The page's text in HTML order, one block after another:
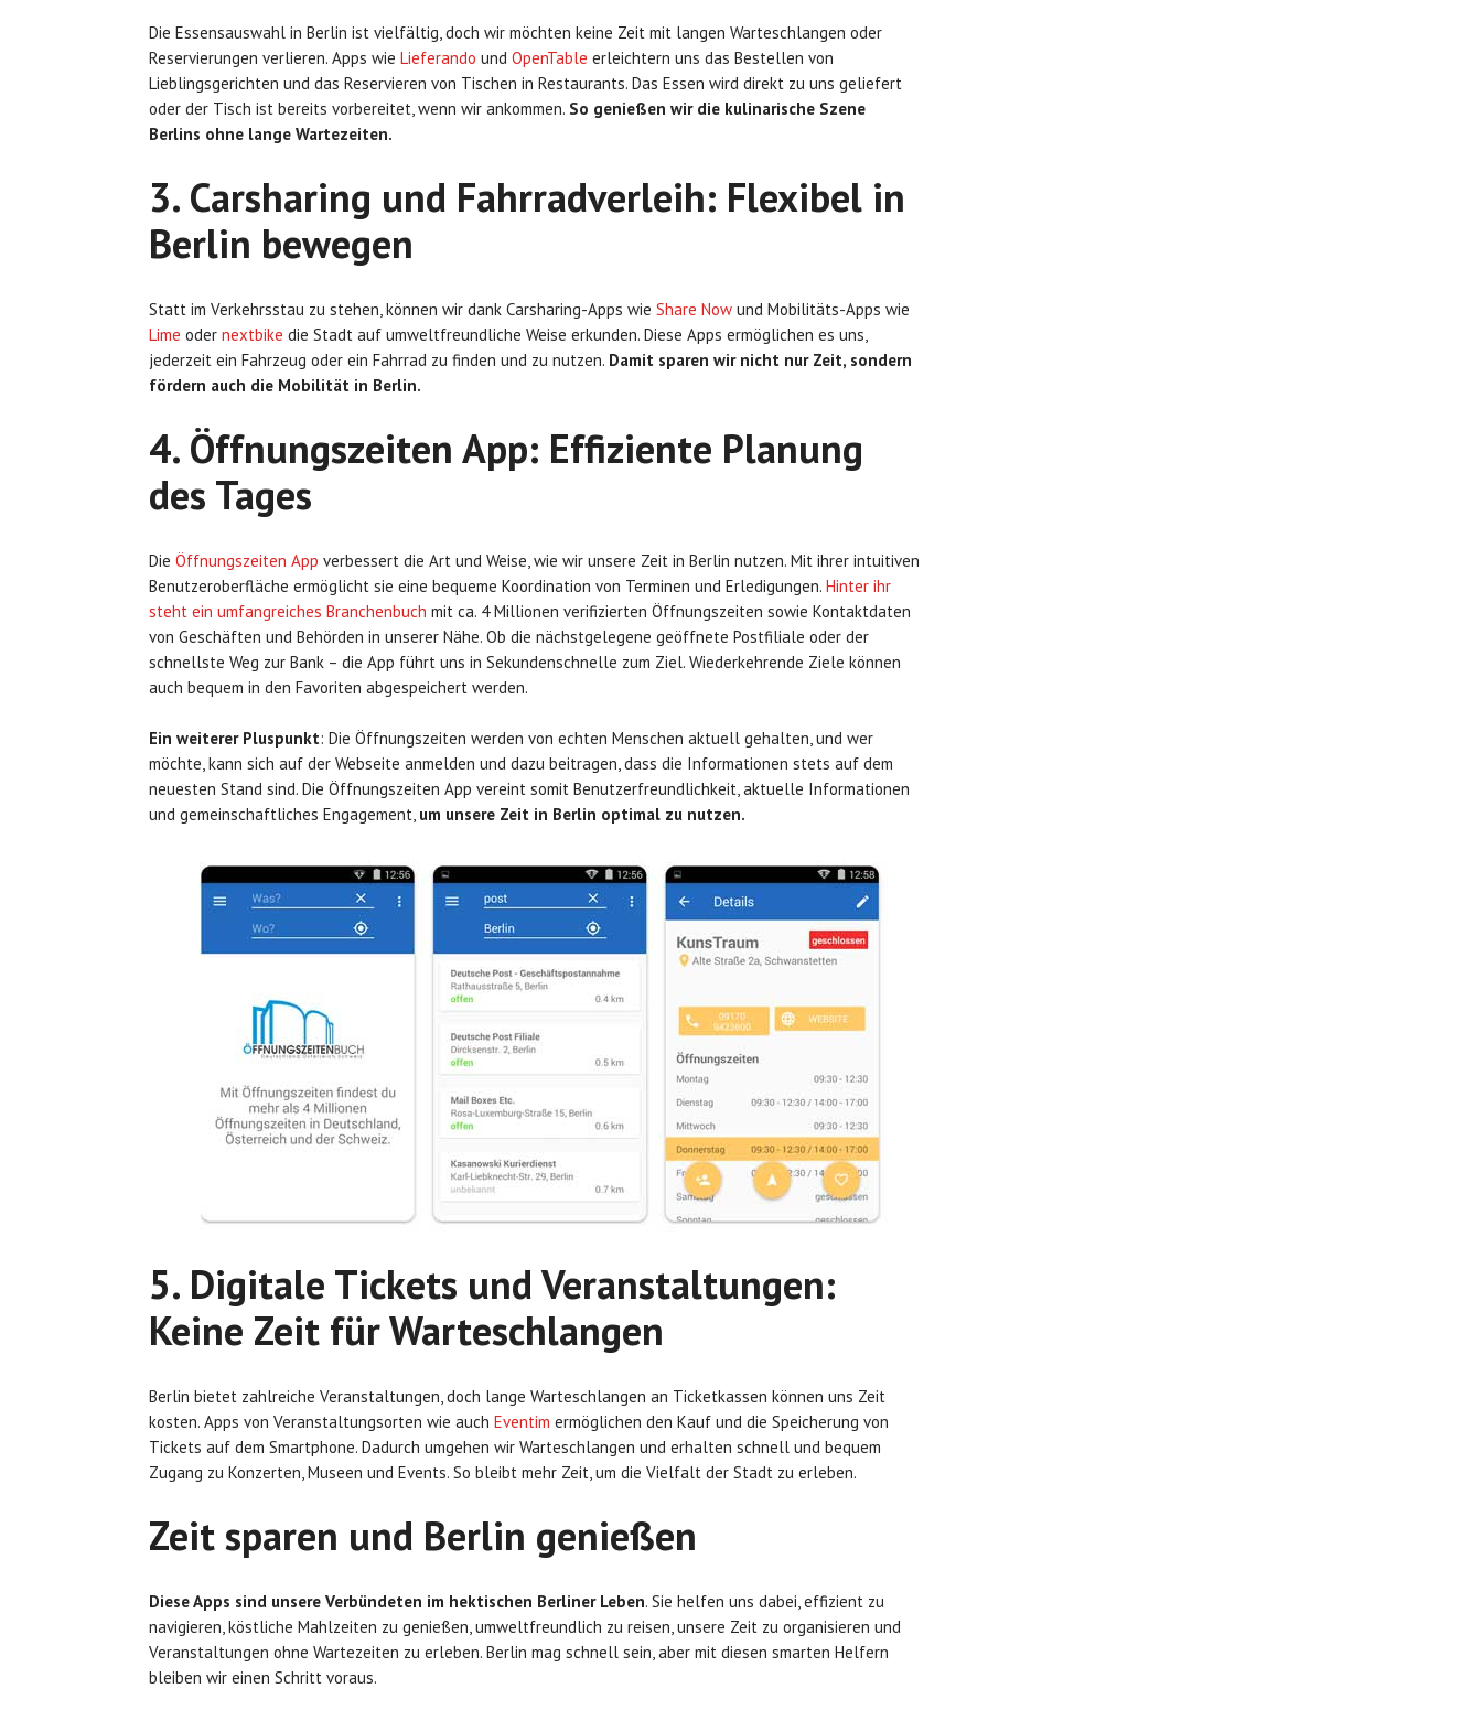
Die Essensauswahl in Berlin ist vielfältig, doch wir möchten keine Zeit mit langen Warteschlangen oder
Reservierungen verlieren. Apps wie Lieferando und OpenTable erleichtern uns das Bestellen von
Lieblingsgerichten und das Reservieren von Tischen in Restaurants. Das Essen wird direkt zu uns geliefert
oder der Tisch ist bereits vorbereitet, wenn wir ankommen. So genießen wir die kulinarische Szene
Berlins ohne lange Wartezeiten.
3. Carsharing und Fahrradverleih: Flexibel in
Berlin bewegen
Statt im Verkehrsstau zu stehen, können wir dank Carsharing-Apps wie Share Now und Mobilitäts-Apps wie
Lime oder nextbike die Stadt auf umweltfreundliche Weise erkunden. Diese Apps ermöglichen es uns,
jederzeit ein Fahrzeug oder ein Fahrrad zu finden und zu nutzen. Damit sparen wir nicht nur Zeit, sondern
fördern auch die Mobilität in Berlin.
4. Öffnungszeiten App: Effiziente Planung
des Tages
Die Öffnungszeiten App verbessert die Art und Weise, wie wir unsere Zeit in Berlin nutzen. Mit ihrer intuitiven
Benutzeroberfläche ermöglicht sie eine bequeme Koordination von Terminen und Erledigungen. Hinter ihr
steht ein umfangreiches Branchenbuch mit ca. 4 Millionen verifizierten Öffnungszeiten sowie Kontaktdaten
von Geschäften und Behörden in unserer Nähe. Ob die nächstgelegene geöffnete Postfiliale oder der
schnellste Weg zur Bank – die App führt uns in Sekundenschnelle zum Ziel. Wiederkehrende Ziele können
auch bequem in den Favoriten abgespeichert werden.
Ein weiterer Pluspunkt: Die Öffnungszeiten werden von echten Menschen aktuell gehalten, und wer
möchte, kann sich auf der Webseite anmelden und dazu beitragen, dass die Informationen stets auf dem
neuesten Stand sind. Die Öffnungszeiten App vereint somit Benutzerfreundlichkeit, aktuelle Informationen
und gemeinschaftliches Engagement, um unsere Zeit in Berlin optimal zu nutzen.
5. Digitale Tickets und Veranstaltungen:
Keine Zeit für Warteschlangen
Berlin bietet zahlreiche Veranstaltungen, doch lange Warteschlangen an Ticketkassen können uns Zeit
kosten. Apps von Veranstaltungsorten wie auch Eventim ermöglichen den Kauf und die Speicherung von
Tickets auf dem Smartphone. Dadurch umgehen wir Warteschlangen und erhalten schnell und bequem
Zugang zu Konzerten, Museen und Events. So bleibt mehr Zeit, um die Vielfalt der Stadt zu erleben.
Zeit sparen und Berlin genießen
Diese Apps sind unsere Verbündeten im hektischen Berliner Leben. Sie helfen uns dabei, effizient zu
navigieren, köstliche Mahlzeiten zu genießen, umweltfreundlich zu reisen, unsere Zeit zu organisieren und
Veranstaltungen ohne Wartezeiten zu erleben. Berlin mag schnell sein, aber mit diesen smarten Helfern
bleiben wir einen Schritt voraus.